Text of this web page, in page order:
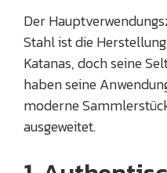
Der
Stahl ist die
Katanas, doch seine
haben seine
moderne
ausgeweitet.